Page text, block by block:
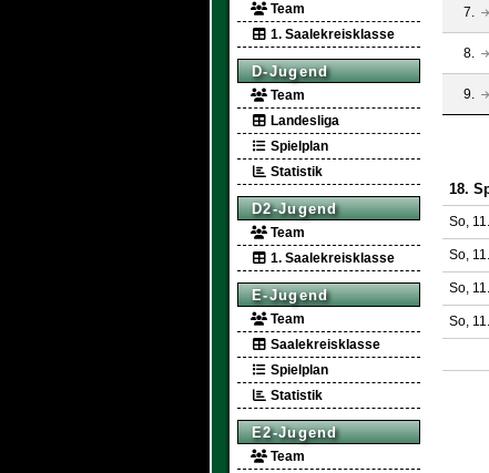
Team
1. Saalekreisklasse
D-Jugend
Team
Landesliga
Spielplan
Statistik
D2-Jugend
Team
1. Saalekreisklasse
E-Jugend
Team
Saalekreisklasse
Spielplan
Statistik
E2-Jugend
Team
7.
8.
9.
18.
So,
So,
So,
So,